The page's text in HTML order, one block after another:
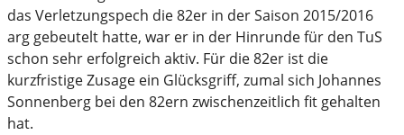
das Verletzungspech die 82er in der Saison 2015/2016
arg gebeutelt hatte, war er in der Hinrunde für den TuS
schon sehr erfolgreich aktiv. Für die 82er ist die
kurzfristige Zusage ein Glücksgriff, zumal sich Johannes
Sonnenberg bei den 82ern zwischenzeitlich fit gehalten
hat.